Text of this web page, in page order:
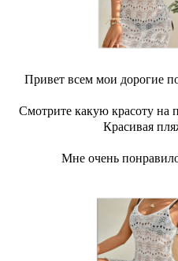
Привет всем мои дорогие
Смотрите какую красоту на
Красивая
Мне очень